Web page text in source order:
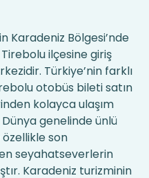
Karadeniz Bölgesi’nde
ilçesine giriş
Türkiye’nin farklı
otobüs bileti satın
kolayca ulaşım
genelinde ünlü
son
seyahatseverlerin
Karadeniz turizminin